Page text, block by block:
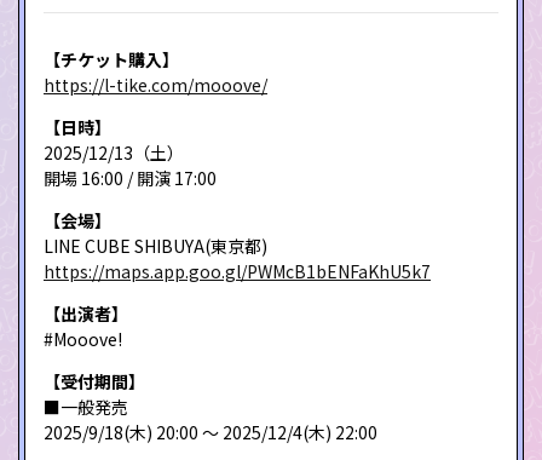
【チケット購入】
https://l-tike.com/mooove/
【日時】
2025/12/13（土）
開場 16:00 / 開演 17:00
【会場】
LINE CUBE SHIBUYA(東京都)
https://maps.app.goo.gl/PWMcB1bENFaKhU5k7
【出演者】
#Mooove!
【受付期間】
■一般発売
2025/9/18(木) 20:00 〜 2025/12/4(木) 22:00